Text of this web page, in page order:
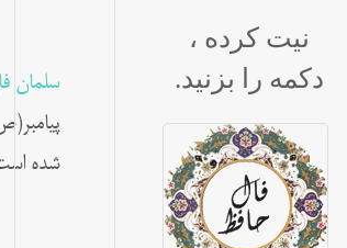
سلمان
شده
نیت کرده ،
دکمه را بزنید.